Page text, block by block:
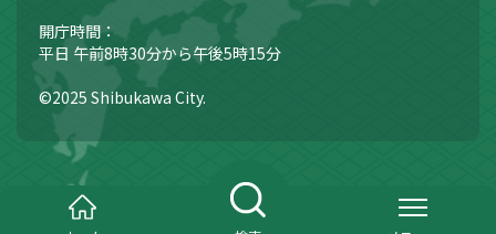
開庁時間：
平日 午前8時30分から午後5時15分
©2025 Shibukawa City.